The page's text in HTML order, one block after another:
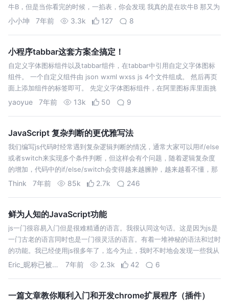
牛B，但是当你看完的时候，一掐表，你会发现 我真的是在吹牛B 那又为
什么是.22呢？ 作为一个理科生，保留两位小数是不变的信仰。 而在
小小坤 7年前 3.3k 127 8
小程序tabbar这套方案全搞定！
自定义字体图标组件以及tabbar组件，在tabbar中引用自定义字体图标
组件。 一个自定义组件由 json wxml wxss js 4个文件组成。 然后再页
面上添加组件的标签即可。 先定义字体图标组件，在阿里图标库里面挑
选好你所需要的字体选择下载代码。 3. 将该目录下in…
yaoyue 7年前 13k 50 9
JavaScript 复杂判断的更优雅写法
我们编写js代码时经常遇到复杂逻辑判断的情况，通常大家可以用if/else
或者switch来实现多个条件判断，但这样会有个问题，随着逻辑复杂度
的增加，代码中的if/else/switch会变得越来越臃肿，越来越看不懂，那
么如何更优雅的写判断逻辑，本文带你试一下。 嗯，这样看起来…
Think 7年前 85k 2.7k 246
鲜为人知的JavaScript功能
js一门很容易入门但是很难精通的语言。我很认同这句话。这是因为js是
一门古老的语言同时也是一门很灵活的语言。有着一堆神秘的语法和过时
的功能。我已经使用js很多年了，迄今为止，我时不时地会发现一些我从
未知道的隐藏语法或技巧。 我试图列出一些鲜为人知的js特性。虽然有
Eric_昵称已被使用 7年前 2.3k 42 6
一篇文章教你顺利入门和开发chrome扩展程序（插件）